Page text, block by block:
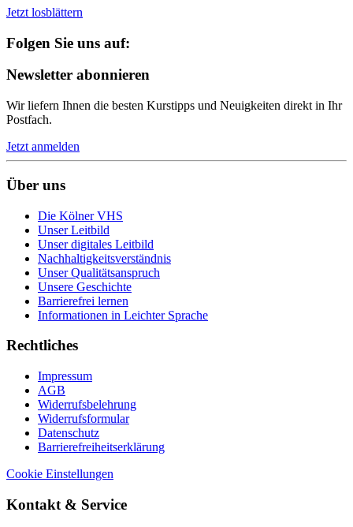
Jetzt losblättern
Folgen Sie uns auf:
Newsletter abonnieren
Wir liefern Ihnen die besten Kurstipps und Neuigkeiten direkt in Ihr
Postfach.
Jetzt anmelden
Über uns
Die Kölner VHS
Unser Leitbild
Unser digitales Leitbild
Nachhaltigkeitsverständnis
Unser Qualitätsanspruch
Unsere Geschichte
Barrierefrei lernen
Informationen in Leichter Sprache
Rechtliches
Impressum
AGB
Widerrufsbelehrung
Widerrufsformular
Datenschutz
Barrierefreiheitserklärung
Cookie Einstellungen
Kontakt & Service